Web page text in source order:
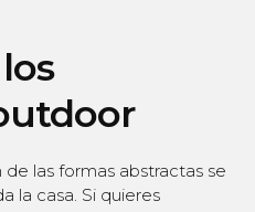
las formas abstractas se
la casa. Si quieres